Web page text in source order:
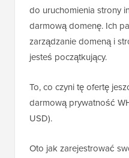
do uruchomienia strony
darmową domenę. Ich
zarządzanie domeną i
jesteś początkujący.
To, co czyni tę ofertę
darmową prywatność
USD).
Oto jak zarejestrować